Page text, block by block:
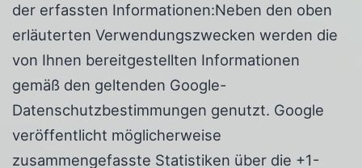
der erfassten Informationen:Neben den oben
erläuterten Verwendungszwecken werden die
von Ihnen bereitgestellten Informationen
gemäß den geltenden Google-
Datenschutzbestimmungen genutzt. Google
veröffentlicht möglicherweise
zusammengefasste Statistiken über die +1-